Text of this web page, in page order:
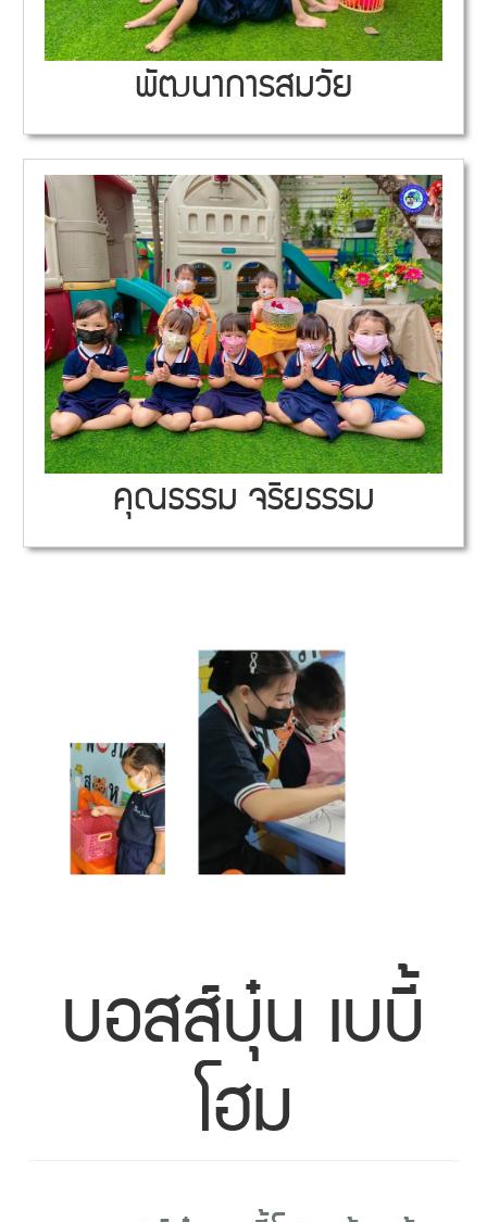
พัฒนาการสมวัย
คุณธรรม จริยธรรม
บอสส์บุ๋น เบบี้
โฮม